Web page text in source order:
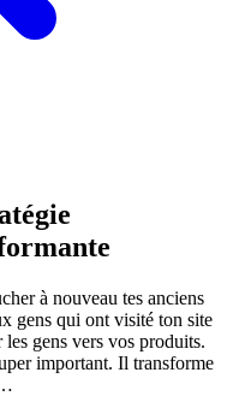
à nouveau tes anciens
gens qui ont visité ton site
gens vers vos produits.
important. Il transforme